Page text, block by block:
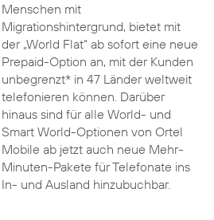
Menschen mit
Migrationshintergrund, bietet mit
der „World Flat“ ab sofort eine neue
Prepaid-Option an, mit der Kunden
unbegrenzt* in 47 Länder weltweit
telefonieren können. Darüber
hinaus sind für alle World- und
Smart World-Optionen von Ortel
Mobile ab jetzt auch neue Mehr-
Minuten-Pakete für Telefonate ins
In- und Ausland hinzubuchbar.